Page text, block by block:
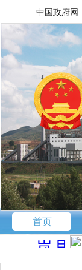
中国政府网
首页